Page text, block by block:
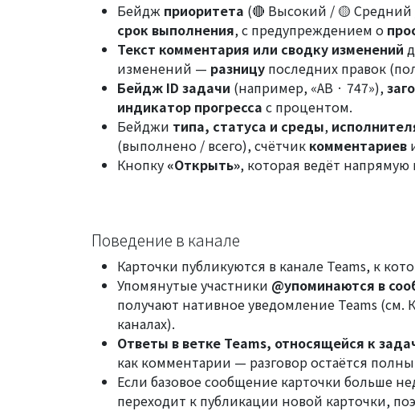
Бейдж приоритета (🔴 Высокий / 🟡
срок выполнения, с предупреждением о
Текст комментария или сводку изменений
изменений — разницу последних правок
Бейдж ID задачи (например, «AB · 747»),
индикатор прогресса с процентом.
Бейджи типа, статуса и среды,
(выполнено / всего), счётчик комментариев
Кнопку «Открыть», которая ведёт напрямую
Поведение в канале
Карточки публикуются в канале Teams, к
Упомянутые участники @упоминаются в
получают нативное уведомление Teams (см.
каналах).
Ответы в ветке Teams, относящейся к
как комментарии — разговор остаётся
Если базовое сообщение карточки больше
переходит к публикации новой карточки,